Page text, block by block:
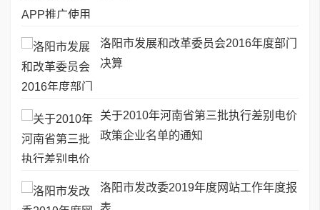
洛阳市发展和改革委员会2016年度部门
决算
关于2010年河南省第三批执行差别电价
政策企业名单的通知
洛阳市发改委2019年度网站工作年度报
表